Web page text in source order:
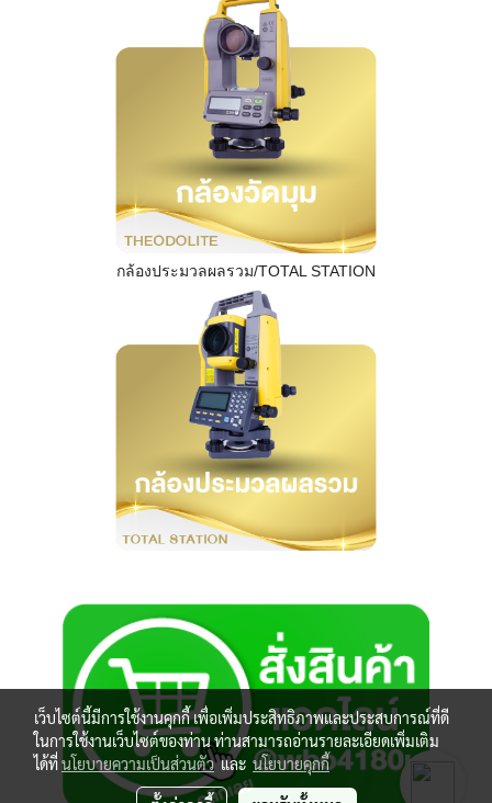
กล้องประมวลผลรวม/TOTAL STATION
เว็บไซต์นี้มีการใช้งานคุกกี้ เพื่อเพิ่มประสิทธิภาพและประสบการณ์ที่ดี
ในการใช้งานเว็บไซต์ของท่าน ท่านสามารถอ่านรายละเอียดเพิ่มเติม
ได้ที่นโยบายความเป็นส่วนตัวและ นโยบายคุกกี้